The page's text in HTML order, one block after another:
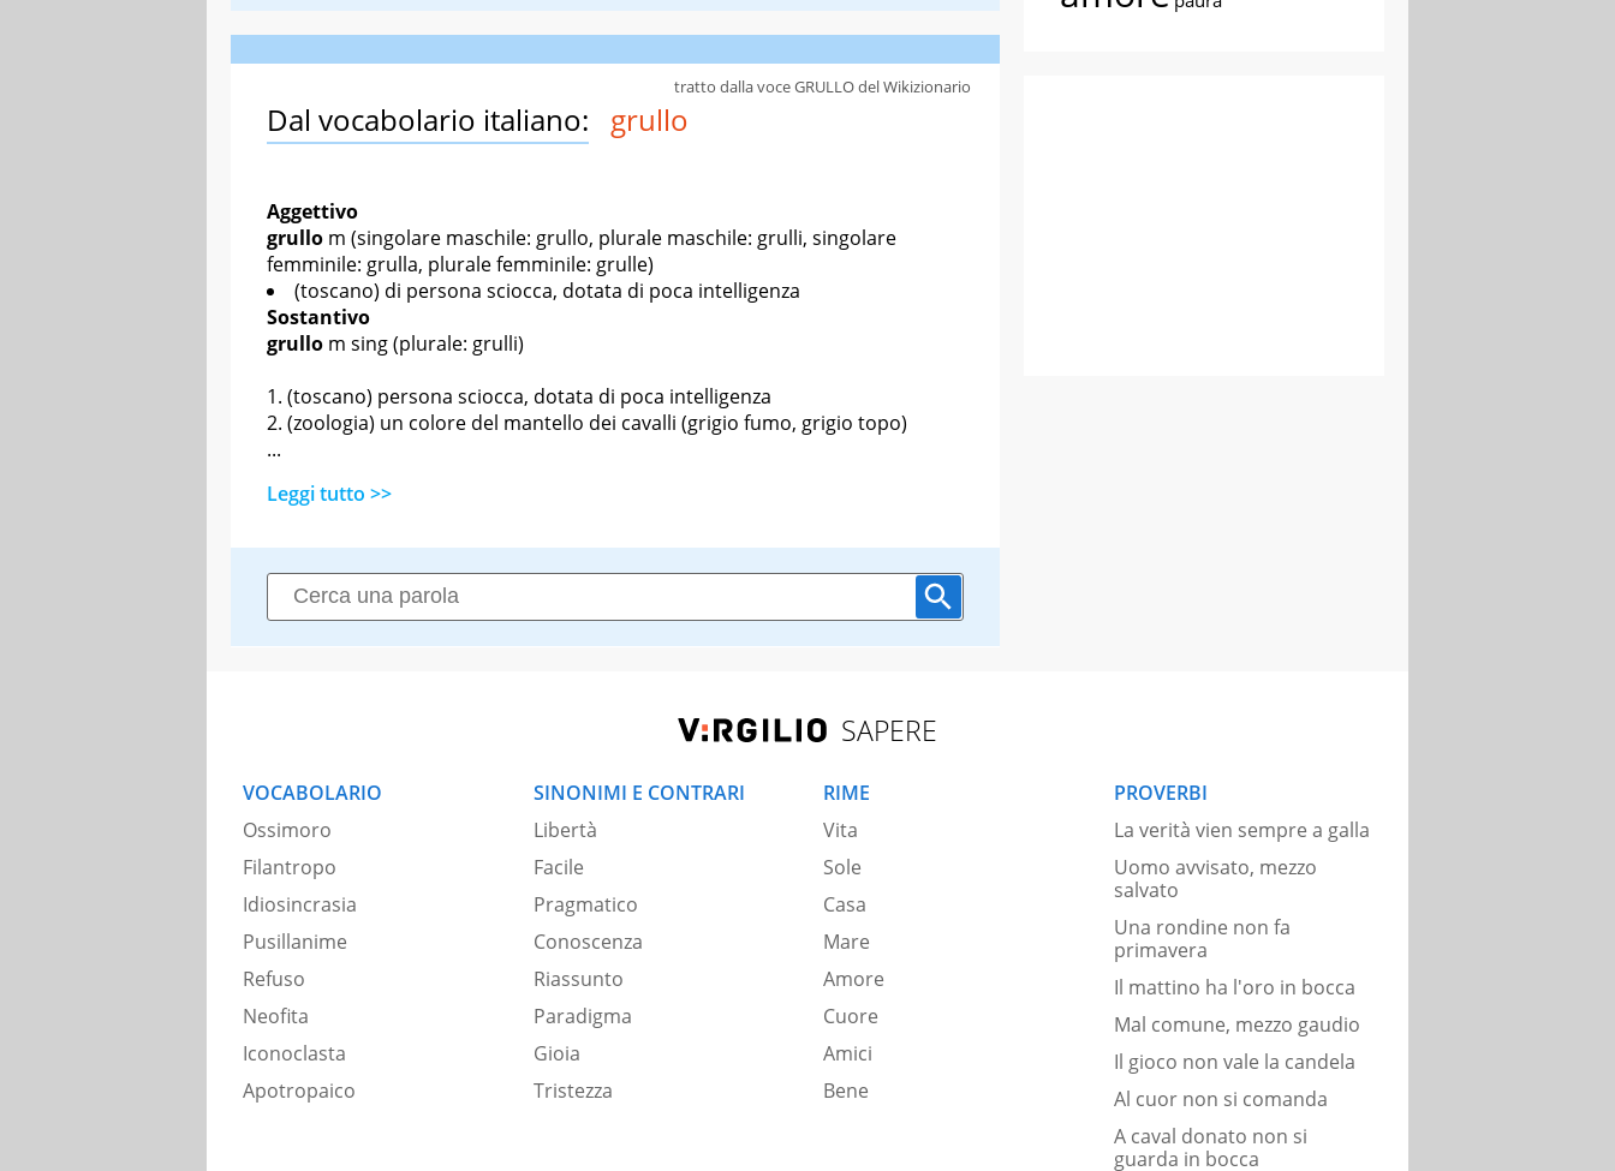
Dal vocabolario italiano: grullo
Aggettivo
grullo m (singolare maschile: grullo, plurale maschile: grulli, singolare
femminile: grulla, plurale femminile: grulle)
(toscano) di persona sciocca, dotata di poca intelligenza
Sostantivo
grullo m sing(plurale: grulli)
(toscano) persona sciocca, dotata di poca intelligenza
(zoologia) un colore del mantello dei cavalli (grigio fumo, grigio topo)
...
Leggi tutto >>
tratto dalla voce GRULLO del Wikizionario
SAPERE
VOCABOLARIO
Ossimoro
Filantropo
Idiosincrasia
Pusillanime
Refuso
Neofita
Iconoclasta
Apotropaico
SINONIMI E CONTRARI
Libertà
Facile
Pragmatico
Conoscenza
Riassunto
Paradigma
Gioia
Tristezza
RIME
Vita
Sole
Casa
Mare
Amore
Cuore
Amici
Bene
PROVERBI
La verità vien sempre a galla
Uomo avvisato, mezzo
salvato
Una rondine non fa
primavera
Il mattino ha l'oro in bocca
Mal comune, mezzo gaudio
Il gioco non vale la candela
Al cuor non si comanda
A caval donato non si
guarda in bocca